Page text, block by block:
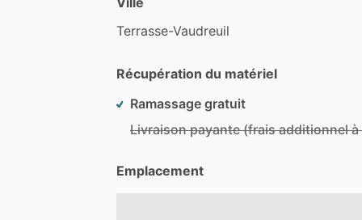
Terrasse-Vaudreuil
Récupération du matériel
Ramassage gratuit
Livraison payante (frais additionnel
Emplacement